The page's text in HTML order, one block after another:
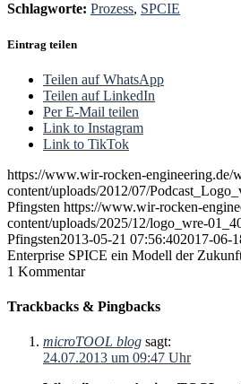
Schlagworte: Prozess, SPCIE
Eintrag teilen
Teilen auf WhatsApp
Teilen auf LinkedIn
Per E-Mail teilen
Link to Instagram
Link to TikTok
https://www.wir-rocken-engineering.de/
content/uploads/2012/07/
Pfingsten https://www.wir-rocken-
content/uploads/2025/12/logo_wre-
Pfingsten2013-05-21 07:56:402017-06-
Enterprise SPICE ein Modell der
1 Kommentar
Trackbacks & Pingbacks
microTOOL blog sagt:
24.07.2013 um 09:47 Uhr